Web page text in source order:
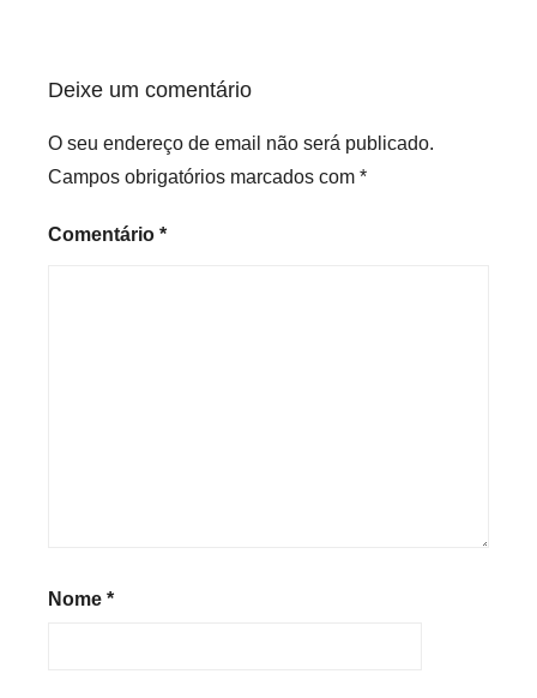
Deixe um comentário
O seu endereço de email não será publicado.
Campos obrigatórios marcados com *
Comentário *
Nome *